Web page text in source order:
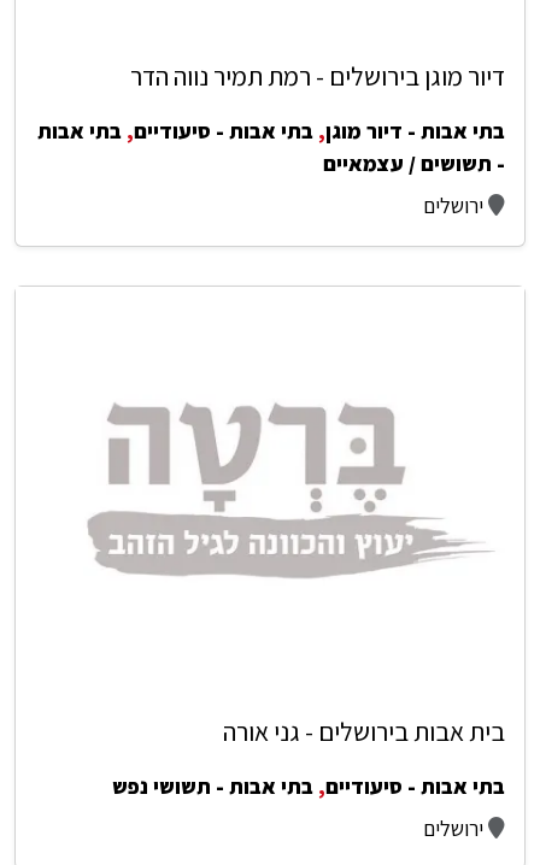
דיור מוגן בירושלים - רמת תמיר נווה הדר
בתי אבות - דיור מוגן, בתי אבות - סיעודיים, בתי אבות
- תשושים / עצמאיים
ירושלים
בית אבות בירושלים - גני אורה
בתי אבות - סיעודיים, בתי אבות - תשושי נפש
ירושלים